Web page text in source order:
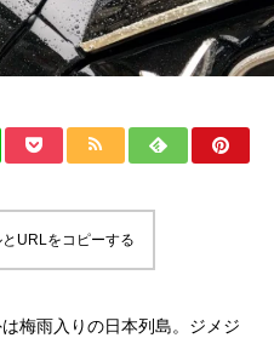
URLをコピーする
梅雨入りの日本列島。ジメジ